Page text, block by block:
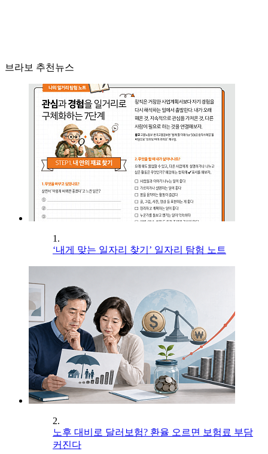
브라보 추천뉴스
1.
‘내게 맞는 일자리 찾기’ 일자리 탐험 노트
2.
노후 대비로 달러보험? 환율 오르면 보험료 부담
커진다